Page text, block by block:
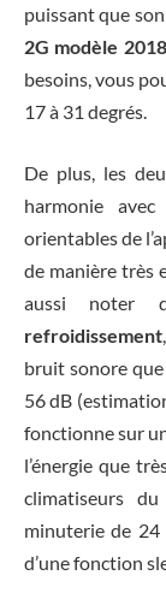
puissant que
2G modèle 2018
besoins, vous
17 à 31 degrés.
De plus, les
harmonie
orientables de
de manière très
aussi noter
refroidissement
bruit sonore que
56 dB
fonctionne sur
l’énergie que
climatiseurs
minuterie de 24
d’une fonction